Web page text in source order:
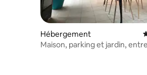
Hébergement
Maison, parking et jardin,